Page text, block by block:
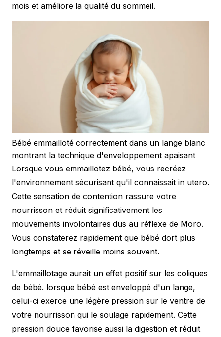
mois et améliore la qualité du sommeil.
Bébé emmailloté correctement dans un lange blanc
montrant la technique d'enveloppement apaisant
Lorsque vous emmaillotez bébé, vous recréez
l'environnement sécurisant qu'il connaissait in utero.
Cette sensation de contention rassure votre
nourrisson et réduit significativement les
mouvements involontaires dus au réflexe de Moro.
Vous constaterez rapidement que bébé dort plus
longtemps et se réveille moins souvent.
L'emmaillotage aurait un effet positif sur les coliques
de bébé. lorsque bébé est enveloppé d'un lange,
celui-ci exerce une légère pression sur le ventre de
votre nourrisson qui le soulage rapidement. Cette
pression douce favorise aussi la digestion et réduit